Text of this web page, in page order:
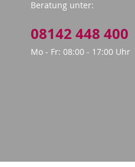
Beratung unter:
08142 448 400
Mo - Fr: 08:00 - 17:00 Uhr